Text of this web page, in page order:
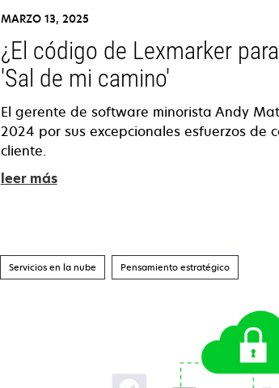
MARZO 13, 2025
¿El código de Lexmarker
'Sal de mi camino'
El gerente de software minorista Andy
2024 por sus excepcionales esfuerzos de
cliente.
leer más
Servicios en la nube Pensamiento estratégico